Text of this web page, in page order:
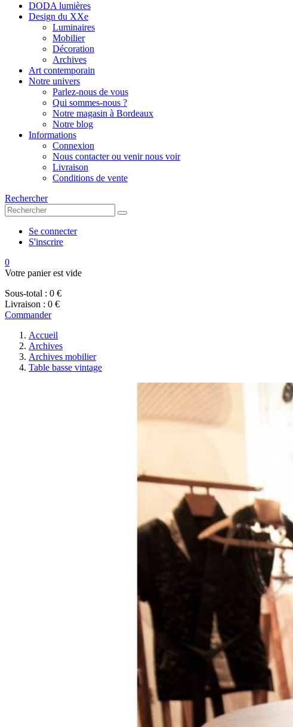
DODA lumières
Design du XXe
Luminaires
Mobilier
Décoration
Archives
Art contemporain
Notre univers
Parlez-nous de vous
Qui sommes-nous ?
Notre magasin à Bordeaux
Notre blog
Informations
Connexion
Nous contacter ou venir nous voir
Livraison
Conditions de vente
Rechercher
Se connecter
S'inscrire
0
Votre panier est vide
Sous-total : 0 €
Livraison : 0 €
Commander
Accueil
Archives
Archives mobilier
Table basse vintage